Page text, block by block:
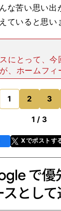
な苦い思い出
ていると思い
にとって、今
、ホームフィ
ょう。なぜ
ンでカージナ
リーグ最多タイの
1 2 3
1 / 3
Xでポストす